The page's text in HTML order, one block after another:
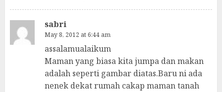
sabri
May 8, 2012 at 6:44 am
assalamualaikum
Maman yang biasa kita jumpa dan makan
adalah seperti gambar diatas.Baru ni ada
nenek dekat rumah cakap maman tanah